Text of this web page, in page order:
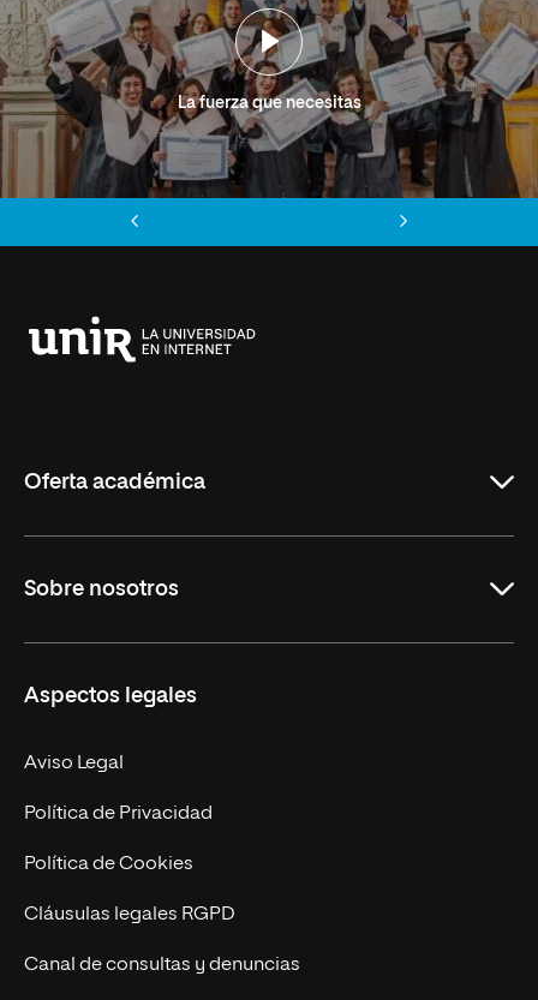
La fuerza que necesitas
Oferta académica
Másteres Oficiales
Másteres Propios
Doctorados
Experto Universitario
Postgrados
Cursos Universitarios
Sobre nosotros
Facultades
Nuestro Equipo
Trabaja en UNIR
Actualidad
UNIR Revista
Eventos
Aspectos legales
Aviso Legal
Política de Privacidad
Política de Cookies
Cláusulas legales RGPD
Canal de consultas y denuncias